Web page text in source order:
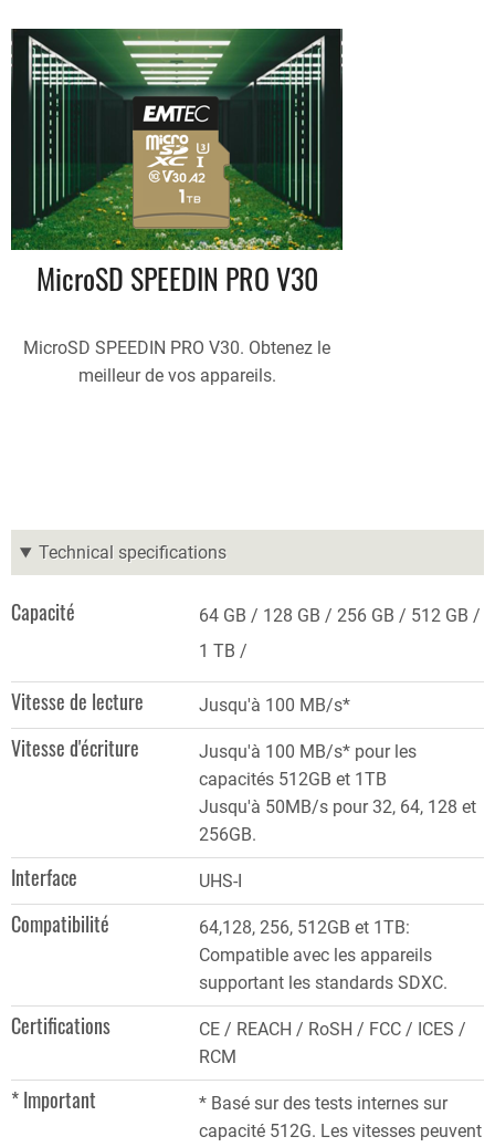
MicroSD SPEEDIN PRO V30
MicroSD SPEEDIN PRO V30. Obtenez le
meilleur de vos appareils.
Technical specifications
Capacité 64 GB 128 GB 256 GB
512 GB
1 TB
Vitesse de lecture Jusqu'à 100 MB/s*
Vitesse d'écriture
Jusqu'à 100 MB/s* pour les
capacités 512GB et 1TB
Jusqu'à 50MB/s pour 32, 64, 128 et
256GB.
Interface UHS-I
Compatibilité
64,128, 256, 512GB et 1TB:
Compatible avec les appareils
supportant les standards SDXC.
Certifications
CE / REACH / RoSH / FCC / ICES /
RCM
* Important
* Basé sur des tests internes sur
capacité 512G. Les vitesses peuvent